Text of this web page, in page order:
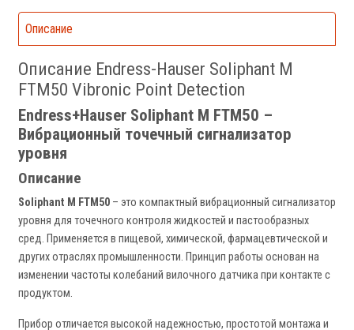
Описание
Описание Endress-Hauser Soliphant M
FTM50 Vibronic Point Detection
Endress+Hauser Soliphant M FTM50 –
Вибрационный точечный сигнализатор
уровня
Описание
Soliphant M FTM50 – это компактный вибрационный сигнализатор
уровня для точечного контроля жидкостей и пастообразных
сред. Применяется в пищевой, химической, фармацевтической и
других отраслях промышленности. Принцип работы основан на
изменении частоты колебаний вилочного датчика при контакте с
продуктом.
Прибор отличается высокой надежностью, простотой монтажа и